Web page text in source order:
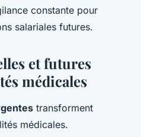
constante pour
salariales futures.
et futures
médicales
transforment
médicales.